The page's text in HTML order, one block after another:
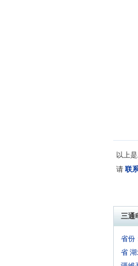
以上
请 联
三通
省份
省